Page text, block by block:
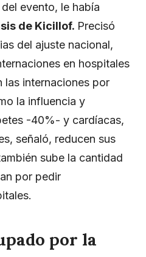
evento, le había
de Kicillof. Precisó
del ajuste nacional,
en hospitales
las internaciones por
la influencia y
-40%- y cardíacas,
señaló, reducen sus
sube la cantidad
por pedir
por la